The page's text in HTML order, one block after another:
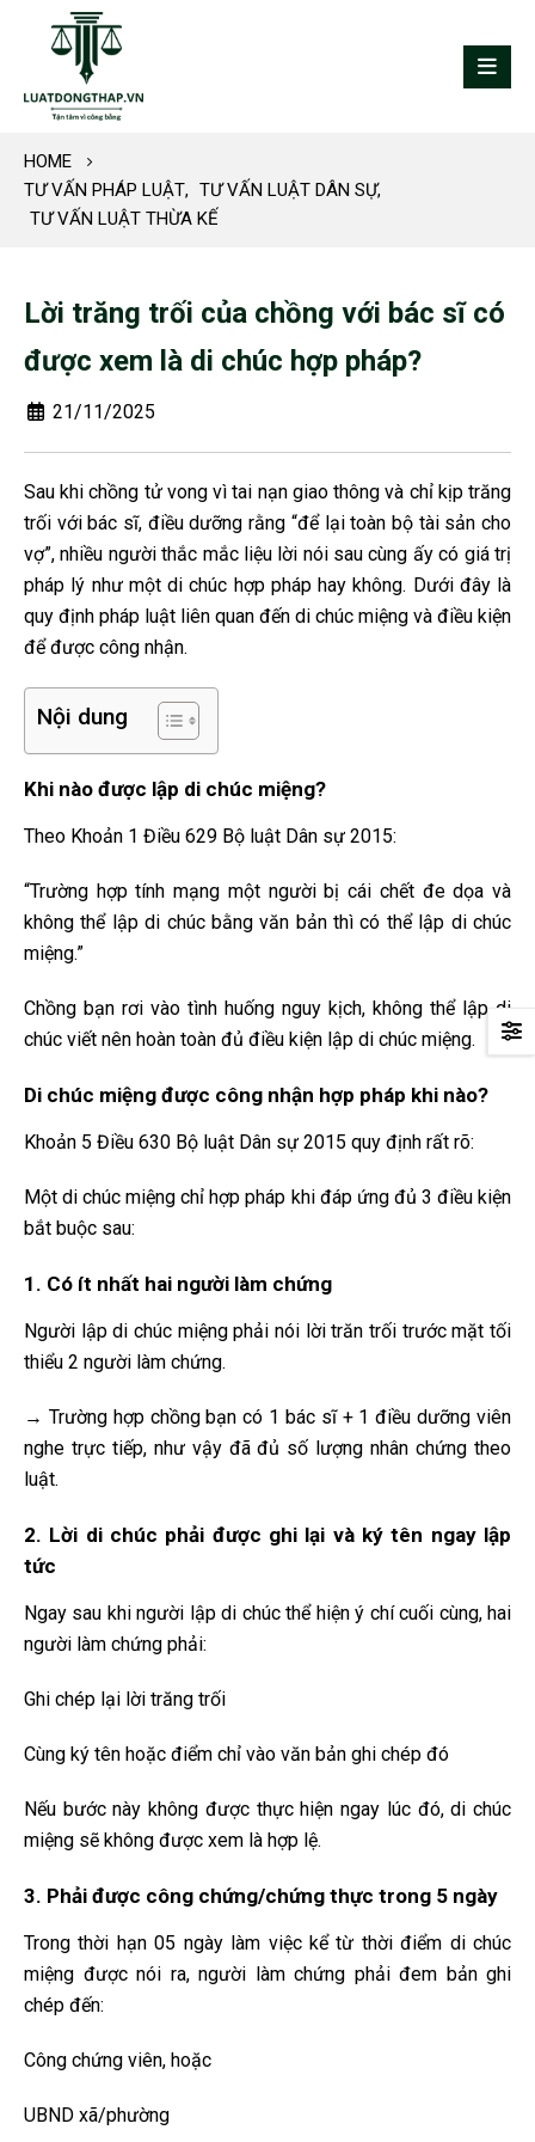
HOME
TƯ VẤN PHÁP LUẬT, TƯ VẤN LUẬT DÂN SỰ,
TƯ VẤN LUẬT THỪA KẾ
Lời trăng trối của chồng với bác sĩ có
được xem là di chúc hợp pháp?
21/11/2025
Sau khi chồng tử vong vì tai nạn giao thông và chỉ kịp trăng
trối với bác sĩ, điều dưỡng rằng “để lại toàn bộ tài sản cho
vợ”, nhiều người thắc mắc liệu lời nói sau cùng ấy có giá trị
pháp lý như một di chúc hợp pháp hay không. Dưới đây là
quy định pháp luật liên quan đến di chúc miệng và điều kiện
để được công nhận.
Nội dung
Khi nào được lập di chúc miệng?
Theo Khoản 1 Điều 629 Bộ luật Dân sự 2015:
“Trường hợp tính mạng một người bị cái chết đe dọa và
không thể lập di chúc bằng văn bản thì có thể lập di chúc
miệng.”
Chồng bạn rơi vào tình huống nguy kịch, không thể lập di
chúc viết nên hoàn toàn đủ điều kiện lập di chúc miệng.
Di chúc miệng được công nhận hợp pháp khi nào?
Khoản 5 Điều 630 Bộ luật Dân sự 2015 quy định rất rõ:
Một di chúc miệng chỉ hợp pháp khi đáp ứng đủ 3 điều kiện
bắt buộc sau:
1. Có ít nhất hai người làm chứng
Người lập di chúc miệng phải nói lời trăn trối trước mặt tối
thiểu 2 người làm chứng.
→ Trường hợp chồng bạn có 1 bác sĩ + 1 điều dưỡng viên
nghe trực tiếp, như vậy đã đủ số lượng nhân chứng theo
luật.
2. Lời di chúc phải được ghi lại và ký tên ngay lập
tức
Ngay sau khi người lập di chúc thể hiện ý chí cuối cùng, hai
người làm chứng phải:
Ghi chép lại lời trăng trối
Cùng ký tên hoặc điểm chỉ vào văn bản ghi chép đó
Nếu bước này không được thực hiện ngay lúc đó, di chúc
miệng sẽ không được xem là hợp lệ.
3. Phải được công chứng/chứng thực trong 5 ngày
Trong thời hạn 05 ngày làm việc kể từ thời điểm di chúc
miệng được nói ra, người làm chứng phải đem bản ghi
chép đến:
Công chứng viên, hoặc
UBND xã/phường